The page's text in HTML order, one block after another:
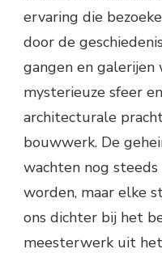
ervaring die
door de
gangen en
mysterieuze sfeer
architecturale
bouwwerk. De
wachten nog
worden, maar elke
ons dichter bij het
meesterwerk uit